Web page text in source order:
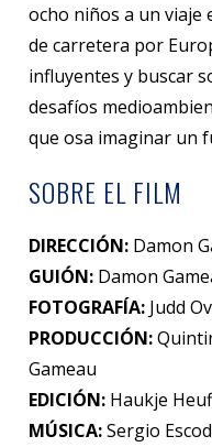
ocho niños a un viaje
de carretera por
influyentes y buscar
desafíos
que osa imaginar un
SOBRE EL FILM
DIRECCIÓN: Damon
GUIÓN: Damon
FOTOGRAFÍA: Judd
PRODUCCIÓN:
Gameau
EDICIÓN: Haukje
MÚSICA:Sergio